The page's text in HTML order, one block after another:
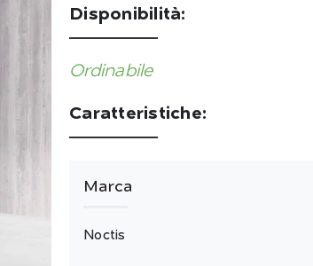
Disponibilità:
Ordinabile
Caratteristiche:
Marca
Noctis